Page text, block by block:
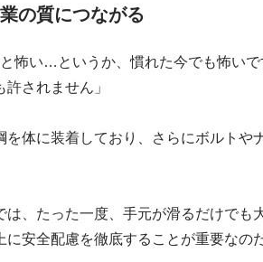
の質につながる
と怖い…というか、慣れた今でも怖い
されません」
を体に装着しており、さらにボルト
は、たった一度、手元が滑るだけで
安全配慮を徹底することが重要なの